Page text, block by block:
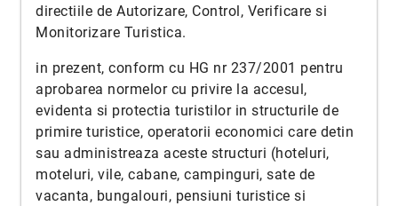
directiile de Autorizare, Control, Verificare si
Monitorizare Turistica.
in prezent, conform cu HG nr 237/2001 pentru
aprobarea normelor cu privire la accesul,
evidenta si protectia turistilor in structurile de
primire turistice, operatorii economici care detin
sau administreaza aceste structuri (hoteluri,
moteluri, vile, cabane, campinguri, sate de
vacanta, bungalouri, pensiuni turistice si